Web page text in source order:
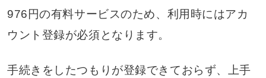
976円の有料サービスのため、利用時にはアカ
ウント登録が必須となります。
手続きをしたつもりが登録できておらず、上手